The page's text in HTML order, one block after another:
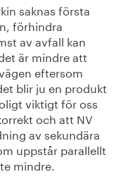
saknas första
förhindra
av avfall kan
är mindre att
eftersom
blir ju en produkt
viktigt för oss
och att NV
av sekundära
uppstår parallellt
mindre.